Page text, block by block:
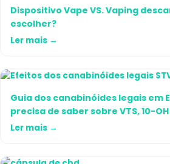
Dispositivo Vape VS. Vaping
escolher?
Ler mais →
Guia dos canabinóides legais em
precisa de saber sobre VTS, 10-OH
Ler mais →